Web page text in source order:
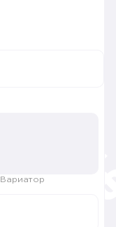
Вариатор